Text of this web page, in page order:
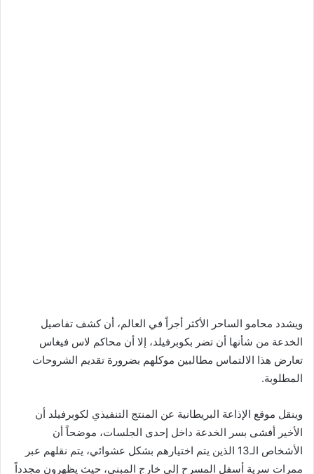
ويشدد محامو الساحر الأكثر أجراً في العالم، أن كشف تفاصيل
الخدعة من شأنها أن تضر بكوبرفيلد، إلا أن محاكم لاس فيغاس
تعارض هذا الالتماس مطالبين موكلهم بضرورة تقديم الشروحات
المطلوبة.
وينقل موقع الإذاعة البريطانية عن المنتج التنفيذي لكوبرفيلد أن
الأخير أفشى بسر الخدعة داخل إحدى الجلسات، موضحاً أن
الأشخاص الـ13 الذين يتم اختيارهم بشكل عشوائي، يتم نقلهم عبر
ممرات سرية أسفل المسرح إلى خارج المبنى، حيث يظهرون مجدداً